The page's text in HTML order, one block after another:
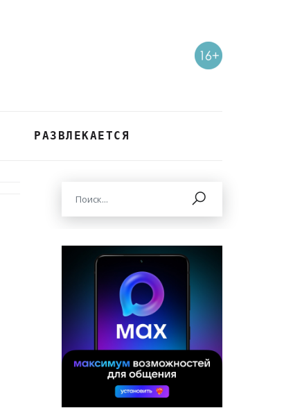
РАЗВЛЕКАЕТСЯ